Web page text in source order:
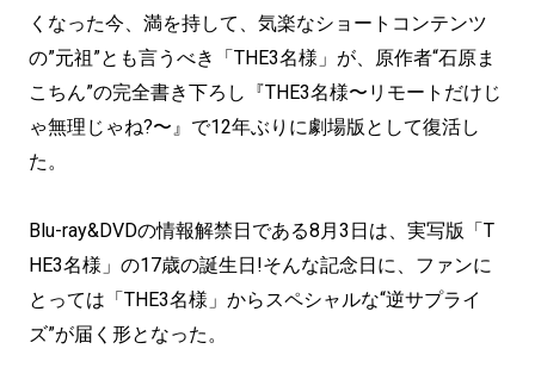
くなった今、満を持して、気楽なショートコンテンツ
の”元祖”とも言うべき「THE3名様」が、原作者“石原ま
こちん”の完全書き下ろし『THE3名様〜リモートだけじ
ゃ無理じゃね?〜』で12年ぶりに劇場版として復活し
た。
Blu-ray&DVDの情報解禁日である8月3日は、実写版「T
HE3名様」の17歳の誕生日!そんな記念日に、ファンに
とっては「THE3名様」からスペシャルな“逆サプライ
ズ”が届く形となった。